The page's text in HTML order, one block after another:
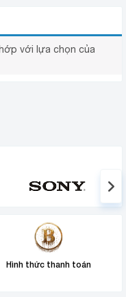
với lựa chọn của
Hình thức thanh toán